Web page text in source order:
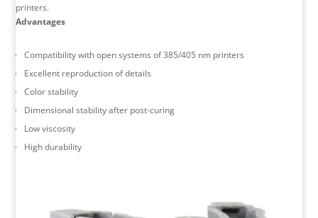
printers.
Advantages
Compatibility with open systems of 385/405 nm printers
Excellent reproduction of details
Color stability
Dimensional stability after post-curing
Low viscosity
High durability